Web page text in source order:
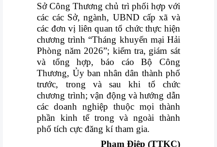
Sở Công Thương chủ trì phối hợp với
các các Sở, ngành, UBND cấp xã và
các đơn vị liên quan tổ chức thực hiện
chương trình “Tháng khuyến mại Hải
Phòng năm 2026”; kiểm tra, giám sát
và tổng hợp, báo cáo Bộ Công
Thương, Ủy ban nhân dân thành phố
trước, trong và sau khi tổ chức
chương trình; vận động và hướng dẫn
các doanh nghiệp thuộc mọi thành
phần kinh tế trong và ngoài thành
phố tích cực đăng kí tham gia.
Phạm Điệp (TTKC)